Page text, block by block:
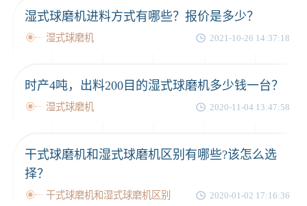
湿式球磨机进料方式有哪些？报价是多少？
湿式球磨机 2021-10-26 14:37:18
时产4吨，出料200目的湿式球磨机多少钱一台？
湿式球磨机 2020-11-04 13:47:58
干式球磨机和湿式球磨机区别有哪些?该怎么选
择？
干式球磨机和湿式球磨机区别 2020-01-02 17:16:36